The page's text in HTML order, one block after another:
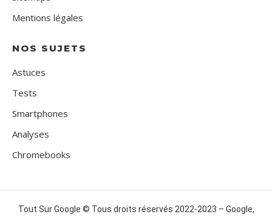
Mentions légales
NOS SUJETS
Astuces
Tests
Smartphones
Analyses
Chromebooks
Tout Sur Google © Tous droits réservés 2022-2023 – Google,